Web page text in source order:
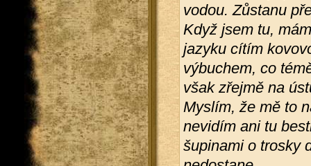
vodou. Zůstanu
Když jsem tu,
jazyku cítím
výbuchem, co
však zřejmě na
Myslím, že mě to
nevidím ani tu
šupinami o trosky